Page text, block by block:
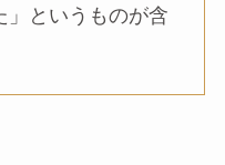
」というものが含